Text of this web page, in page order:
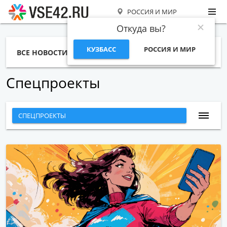
РОССИЯ И МИР
Откуда вы?
КУЗБАСС РОССИЯ И МИР
ВСЕ НОВОСТИ СТАТЬИ ТЕМЫ ФОТО
Спецпроекты
ВСЕ СТАТЬИ
БИЗНЕС И ФИНАНСЫ
ГОРОД
ЭНЕРГЕТИКА И ЖКХ
ЭКСПЕРИМЕНТ
ЗДОРОВЬЕ
СПЕЦПРОЕКТЫ